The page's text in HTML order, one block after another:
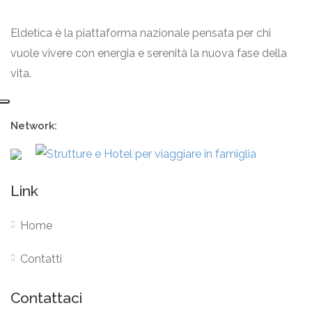
Eldetica è la piattaforma nazionale pensata per chi
vuole vivere con energia e serenità la nuova fase della
vita.
Network:
Link
Home
Contatti
Contattaci